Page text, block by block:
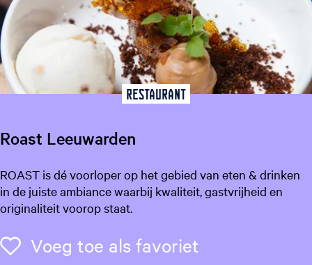
i
k
k
e
Roast Leeuwarden
R
o
a
t
ROAST is dé voorloper op het gebied van eten & drinken
in de juiste ambiance waarbij kwaliteit, gastvrijheid en
originaliteit voorop staat.
Restaurant
Voeg toe als favoriet